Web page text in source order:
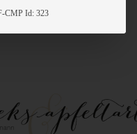
CMP Id: 323